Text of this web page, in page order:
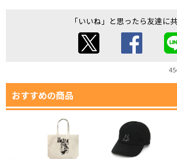
「いいね」と思ったら友達に
おすすめの商品